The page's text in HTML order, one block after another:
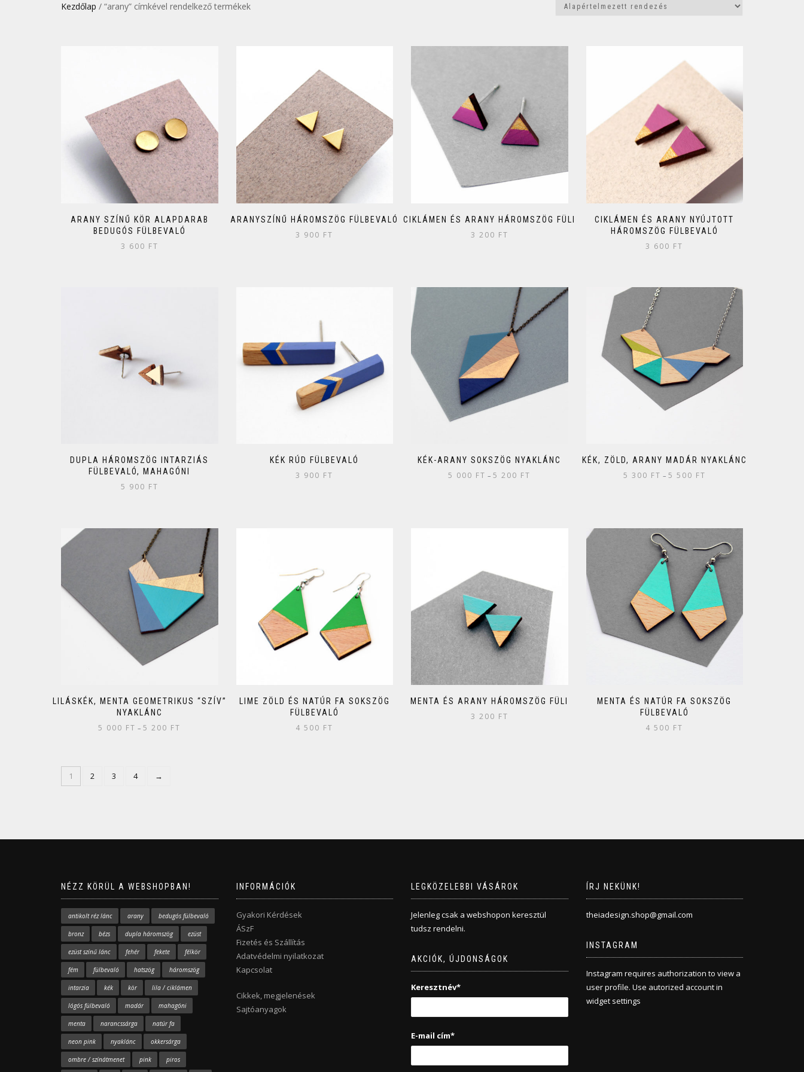
Kezdőlap / “arany” címkével rendelkező termékek
ARANY SZÍNŰ KÖR ALAPDARAB
BEDUGÓS FÜLBEVALÓ
3 600 FT
ARANYSZÍNŰ HÁROMSZÖG FÜLBEVALÓ
3 900 FT
CIKLÁMEN ÉS ARANY HÁROMSZÖG FÜLI
3 200 FT
CIKLÁMEN ÉS ARANY NYÚJTOTT
HÁROMSZÖG FÜLBEVALÓ
3 600 FT
DUPLA HÁROMSZÖG INTARZIÁS
FÜLBEVALÓ, MAHAGÓNI
5 900 FT
KÉK RÚD FÜLBEVALÓ
3 900 FT
KÉK-ARANY SOKSZÖG NYAKLÁNC
5 000 FT –5 200 FT
KÉK, ZÖLD, ARANY MADÁR NYAKLÁNC
5 300 FT – 5 500 FT
LILÁSKÉK, MENTA GEOMETRIKUS “SZÍV”
NYAKLÁNC
5 000 FT –5 200 FT
LIME ZÖLD ÉS NATÚR FA SOKSZÖG
FÜLBEVALÓ
4 500 FT
MENTA ÉS ARANY HÁROMSZÖG FÜLI
3 200 FT
MENTA ÉS NATÚR FA SOKSZÖG
FÜLBEVALÓ
4 500 FT
1 2 3 4 →
NÉZZ KÖRÜL A WEBSHOPBAN!
antikolt réz lánc arany bedugós fülbevaló
bronz bézs dupla háromszög ezüst
ezüst színű lánc fehér fekete félkör
fém fülbevaló hatszög háromszög
intarzia kék kör lila / ciklámen
lógós fülbevaló madár mahagóni
menta narancssárga natúr fa
neon pink nyaklánc okkersárga
ombre / színátmenet pink piros
INFORMÁCIÓK
Gyakori Kérdések
ÁSzF
Fizetés és Szállítás
Adatvédelmi nyilatkozat
Kapcsolat
Cikkek, megjelenések
Sajtóanyagok
LEGKÖZELEBBI VÁSÁROK
Jelenleg csak a webshopon keresztül
tudsz rendelni.
AKCIÓK, ÚJDONSÁGOK
Keresztnév*
E-mail cím*
ÍRJ NEKÜNK!
theiadesign.shop@gmail.com
INSTAGRAM
Instagram requires authorization to view a
user profile. Use autorized account in
widget settings